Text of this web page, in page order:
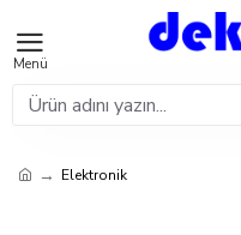
Elektronik